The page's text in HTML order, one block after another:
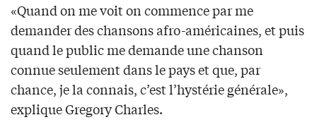
«Quand on me voit on commence par me
demander des chansons afro-américaines, et puis
quand le public me demande une chanson
connue seulement dans le pays et que, par
chance, je la connais, c’est l’hystérie générale»,
explique Gregory Charles.